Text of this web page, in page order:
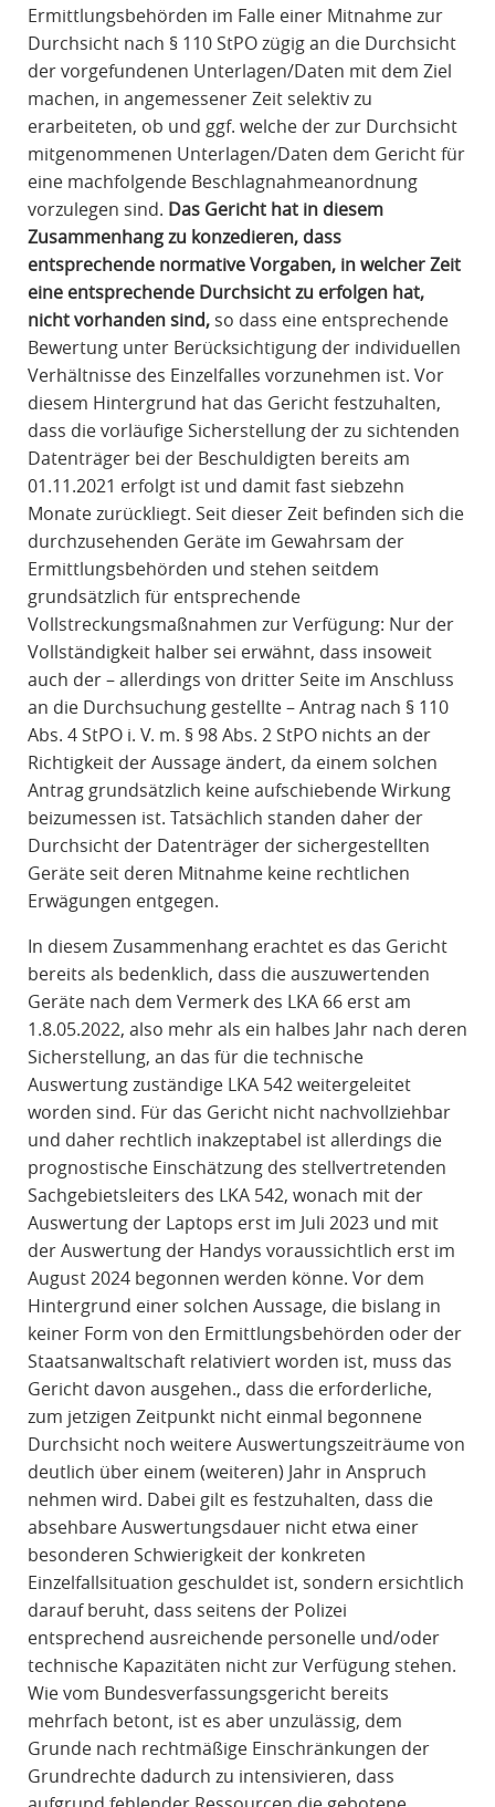
Ermittlungsbehörden im Falle einer Mitnahme zur
Durchsicht nach § 110 StPO zügig an die Durchsicht
der vorgefundenen Unterlagen/Daten mit dem Ziel
machen, in angemessener Zeit selektiv zu
erarbeiteten, ob und ggf. welche der zur Durchsicht
mitgenommenen Unterlagen/Daten dem Gericht für
eine machfolgende Beschlagnahmeanordnung
vorzulegen sind. Das Gericht hat in diesem
Zusammenhang zu konzedieren, dass
entsprechende normative Vorgaben, in welcher Zeit
eine entsprechende Durchsicht zu erfolgen hat,
nicht vorhanden sind,so dass eine entsprechende
Bewertung unter Berücksichtigung der individuellen
Verhältnisse des Einzelfalles vorzunehmen ist. Vor
diesem Hintergrund hat das Gericht festzuhalten,
dass die vorläufige Sicherstellung der zu sichtenden
Datenträger bei der Beschuldigten bereits am
01.11.2021 erfolgt ist und damit fast siebzehn
Monate zurückliegt. Seit dieser Zeit befinden sich die
durchzusehenden Geräte im Gewahrsam der
Ermittlungsbehörden und stehen seitdem
grundsätzlich für entsprechende
Vollstreckungsmaßnahmen zur Verfügung: Nur der
Vollständigkeit halber sei erwähnt, dass insoweit
auch der – allerdings von dritter Seite im Anschluss
an die Durchsuchung gestellte – Antrag nach § 110
Abs. 4 StPO i. V. m. § 98 Abs. 2 StPO nichts an der
Richtigkeit der Aussage ändert, da einem solchen
Antrag grundsätzlich keine aufschiebende Wirkung
beizumessen ist. Tatsächlich standen daher der
Durchsicht der Datenträger der sichergestellten
Geräte seit deren Mitnahme keine rechtlichen
Erwägungen entgegen.
In diesem Zusammenhang erachtet es das Gericht
bereits als bedenklich, dass die auszuwertenden
Geräte nach dem Vermerk des LKA 66 erst am
1.8.05.2022, also mehr als ein halbes Jahr nach deren
Sicherstellung, an das für die technische
Auswertung zuständige LKA 542 weitergeleitet
worden sind. Für das Gericht nicht nachvollziehbar
und daher rechtlich inakzeptabel ist allerdings die
prognostische Einschätzung des stellvertretenden
Sachgebietsleiters des LKA 542, wonach mit der
Auswertung der Laptops erst im Juli 2023 und mit
der Auswertung der Handys voraussichtlich erst im
August 2024 begonnen werden könne. Vor dem
Hintergrund einer solchen Aussage, die bislang in
keiner Form von den Ermittlungsbehörden oder der
Staatsanwaltschaft relativiert worden ist, muss das
Gericht davon ausgehen., dass die erforderliche,
zum jetzigen Zeitpunkt nicht einmal begonnene
Durchsicht noch weitere Auswertungszeiträume von
deutlich über einem (weiteren) Jahr in Anspruch
nehmen wird. Dabei gilt es festzuhalten, dass die
absehbare Auswertungsdauer nicht etwa einer
besonderen Schwierigkeit der konkreten
Einzelfallsituation geschuldet ist, sondern ersichtlich
darauf beruht, dass seitens der Polizei
entsprechend ausreichende personelle und/oder
technische Kapazitäten nicht zur Verfügung stehen.
Wie vom Bundesverfassungsgericht bereits
mehrfach betont, ist es aber unzulässig, dem
Grunde nach rechtmäßige Einschränkungen der
Grundrechte dadurch zu intensivieren, dass